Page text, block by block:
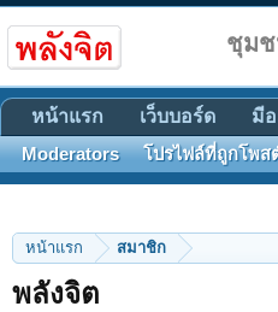
หน้าแรก สมาชิก
พลังจิต
ชุม
หน้าแรก เว็บบอร์ด มี
Moderators โปรไฟล์ที่ถูกโพส